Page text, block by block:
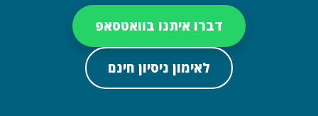
דברו איתנו בוואטסאפ
לאימון ניסיון חינם